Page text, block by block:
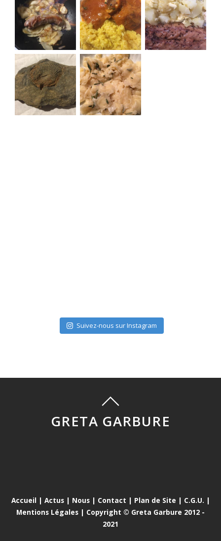
Suivez-nous sur Instagram
GRETA GARBURE
Accueil | Actus| Nous| Contact | Plan de Site | C.G.U. |
Mentions Légales | Copyright © Greta Garbure 2012 -
2021